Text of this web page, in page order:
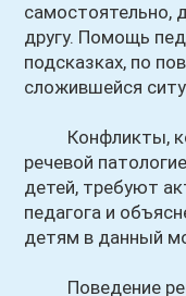
самостоятельно,
другу. Помощь
подсказках, по
сложившейся
Конфликты,
речевой
детей, требуют
педагога и
детям в данный
Поведение